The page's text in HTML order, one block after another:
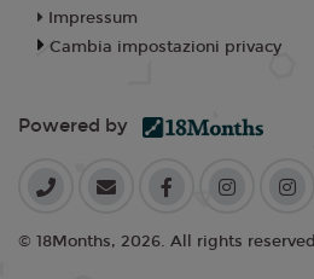
Impressum
Cambia impostazioni privacy
Powered by
© 18Months, 2026. All rights reserved